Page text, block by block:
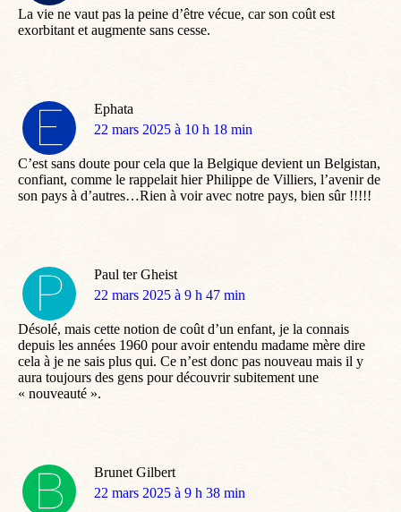
La vie ne vaut pas la peine d’être vécue, car son coût est
exorbitant et augmente sans cesse.
Ephata
dit
22 mars 2025 à 10 h 18 min
C’est sans doute pour cela que la Belgique devient un Belgistan,
confiant, comme le rappelait hier Philippe de Villiers, l’avenir de
son pays à d’autres…Rien à voir avec notre pays, bien sûr !!!!!
Paul ter Gheist
dit
22 mars 2025 à 9 h 47 min
Désolé, mais cette notion de coût d’un enfant, je la connais
depuis les années 1960 pour avoir entendu madame mère dire
cela à je ne sais plus qui. Ce n’est donc pas nouveau mais il y
aura toujours des gens pour découvrir subitement une
« nouveauté ».
Brunet Gilbert
dit
22 mars 2025 à 9 h 38 min